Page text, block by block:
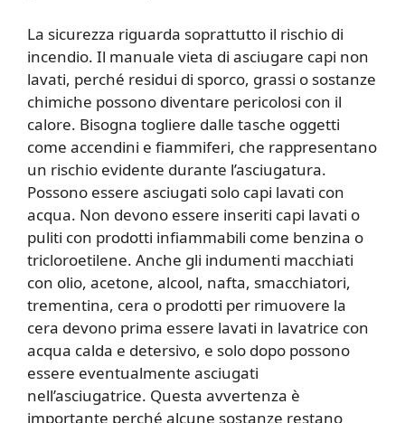
La sicurezza riguarda soprattutto il rischio di
incendio. Il manuale vieta di asciugare capi non
lavati, perché residui di sporco, grassi o sostanze
chimiche possono diventare pericolosi con il
calore. Bisogna togliere dalle tasche oggetti
come accendini e fiammiferi, che rappresentano
un rischio evidente durante l’asciugatura.
Possono essere asciugati solo capi lavati con
acqua. Non devono essere inseriti capi lavati o
puliti con prodotti infiammabili come benzina o
tricloroetilene. Anche gli indumenti macchiati
con olio, acetone, alcool, nafta, smacchiatori,
trementina, cera o prodotti per rimuovere la
cera devono prima essere lavati in lavatrice con
acqua calda e detersivo, e solo dopo possono
essere eventualmente asciugati
nell’asciugatrice. Questa avvertenza è
importante perché alcune sostanze restano